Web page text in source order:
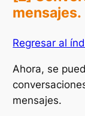
mensajes.
Regresar al
Ahora, se
mensajes.